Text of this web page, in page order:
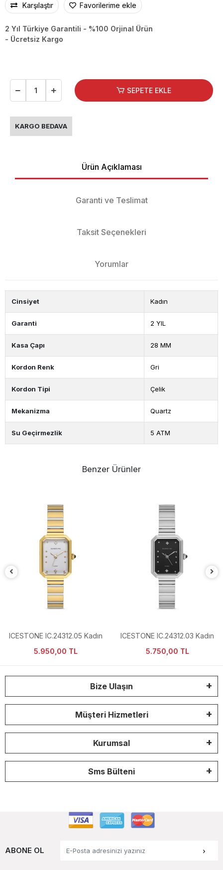
Karşılaştır Favorilerime ekle
2 Yıl Türkiye Garantili - %100 Orjinal Ürün
- Ücretsiz Kargo
SEPETE EKLE
KARGO BEDAVA
Ürün Açıklaması
Garanti ve Teslimat
Taksit Seçenekleri
Yorumlar
Cinsiyet Kadın
Garanti 2 YIL
Kasa Çapı 28 MM
Kordon Renk Gri
Kordon Tipi Çelik
Mekanizma Quartz
Su Geçirmezlik 5 ATM
Benzer Ürünler
ICESTONE IC.24312.05 Kadın
Kol Saati
5.950,00 TL
ICESTONE IC.24312.03 Kadın
Kol Saati
5.750,00 TL
Bize Ulaşın
Müşteri Hizmetleri
Kurumsal
Sms Bülteni
ABONE OL